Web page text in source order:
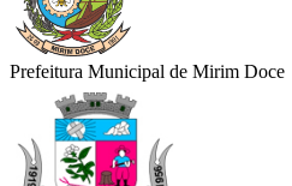
Prefeitura Municipal de Mirim Doce